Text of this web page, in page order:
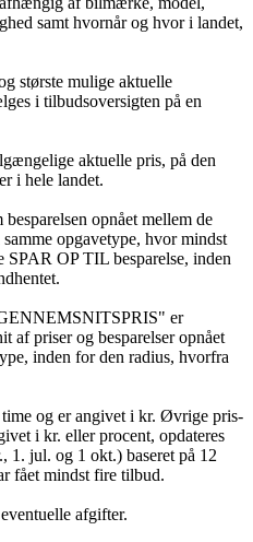
samt hvornår og hvor i landet,
største mulige aktuelle
i tilbudsoversigten på en
aktuelle pris, på den
i hele landet.
opnået mellem de
opgavetype, hvor mindst
SPAR OP TIL besparelse, inden
er
af priser og besparelser opnået
inden for den radius, hvorfra
og er angivet i kr. Øvrige pris-
i kr. eller procent, opdateres
1. jul. og 1 okt.) baseret på 12
fået mindst fire tilbud.
afgifter.